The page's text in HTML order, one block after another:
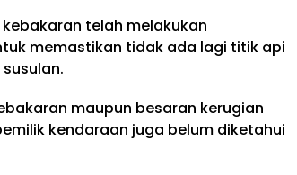
telah melakukan
memastikan tidak ada lagi titik api
maupun besaran kerugian
kendaraan juga belum diketahui